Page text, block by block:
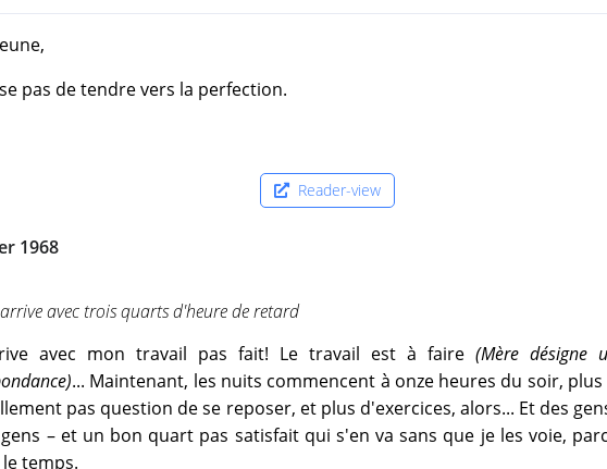
pas de tendre vers la perfection.
Reader-view
1968
avec trois quarts d'heure de retard
avec mon travail pas fait! Le travail est à faire (Mère désigne
... Maintenant, les nuits commencent à onze heures du soir,
pas question de se reposer, et plus d'exercices, alors... Et des
– et un bon quart pas satisfait qui s'en va sans que je les voie,
temps.